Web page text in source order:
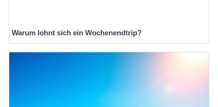
Warum lohnt sich ein Wochenendtrip?